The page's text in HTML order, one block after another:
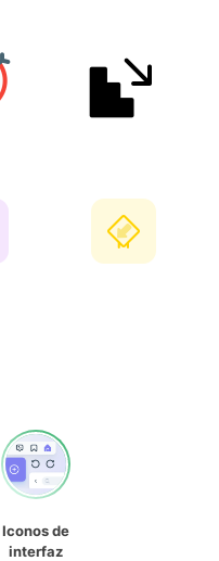
Iconos de
interfaz